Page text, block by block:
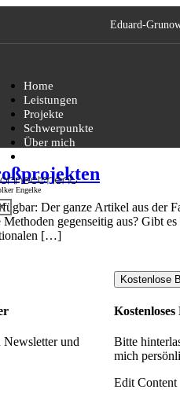
Eduard-
Home
Leistungen
Projekte
Schwerpunkte
Über mich
Der ganze Artikel aus
gegenseitig aus? Gibt
[…]
Newsletter und
Kostenlose
Bitte
mich
Edit Content